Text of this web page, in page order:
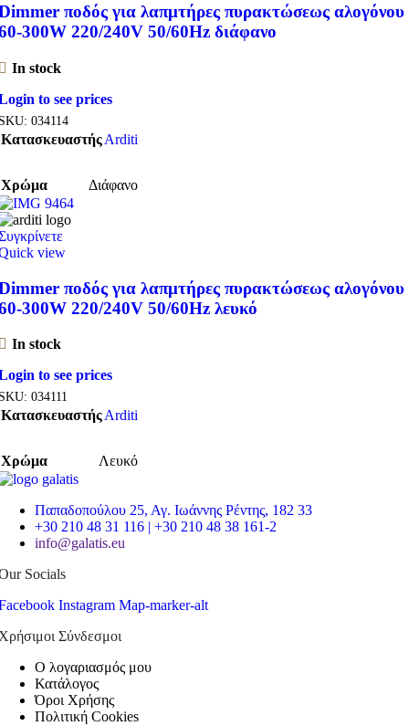
ποδός για λαπμτήρες πυρακτώσεως αλογόνου
300W 220/240V 50/60Hz διάφανο
In stock
to see prices
034114
ΚατασκευαστήςArditi
Χρώμα Διάφανο
view
ποδός για λαπμτήρες πυρακτώσεως αλογόνου
300W 220/240V 50/60Hz λευκό
In stock
to see prices
034111
ΚατασκευαστήςArditi
Χρώμα Λευκό
Παπαδοπούλου 25, Αγ. Ιωάννης Ρέντης, 182 33
+30 210 48 31 116 | +30 210 48 38 161-2
info@galatis.eu
Socials
Instagram Map-marker-alt
Σύνδεσμοι
Ο λογαριασμός μου
Κατάλογος
Όροι Χρήσης
Πολιτική Cookies